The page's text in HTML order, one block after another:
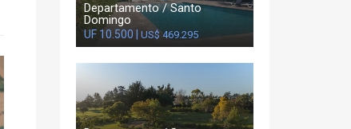
Departamento / Santo
Domingo
UF 10.500 | US$ 469.295